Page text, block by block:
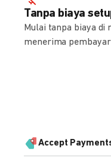
Tanpa biaya
Mulai tanpa biaya di
menerima
Accept